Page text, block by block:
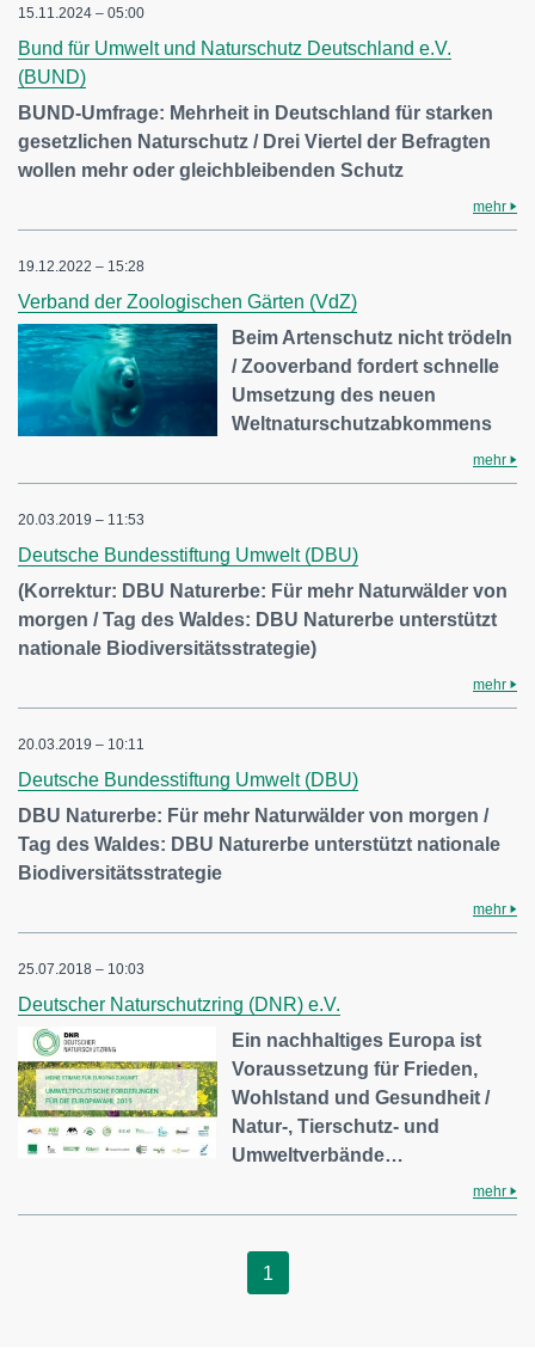
15.11.2024 – 05:00
Bund für Umwelt und Naturschutz Deutschland e.V.
(BUND)
BUND-Umfrage: Mehrheit in Deutschland für starken
gesetzlichen Naturschutz / Drei Viertel der Befragten
wollen mehr oder gleichbleibenden Schutz
mehr
19.12.2022 – 15:28
Verband der Zoologischen Gärten (VdZ)
Beim Artenschutz nicht trödeln
/ Zooverband fordert schnelle
Umsetzung des neuen
Weltnaturschutzabkommens
mehr
20.03.2019 – 11:53
Deutsche Bundesstiftung Umwelt (DBU)
(Korrektur: DBU Naturerbe: Für mehr Naturwälder von
morgen / Tag des Waldes: DBU Naturerbe unterstützt
nationale Biodiversitätsstrategie)
mehr
20.03.2019 – 10:11
Deutsche Bundesstiftung Umwelt (DBU)
DBU Naturerbe: Für mehr Naturwälder von morgen /
Tag des Waldes: DBU Naturerbe unterstützt nationale
Biodiversitätsstrategie
mehr
25.07.2018 – 10:03
Deutscher Naturschutzring (DNR) e.V.
Ein nachhaltiges Europa ist
Voraussetzung für Frieden,
Wohlstand und Gesundheit /
Natur-, Tierschutz- und
Umweltverbände…
mehr
1